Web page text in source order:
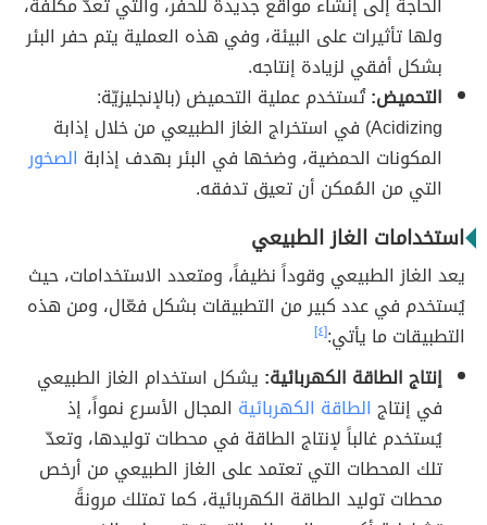
ولها تأثيرات على البيئة، وفي هذه العملية يتم حفر البئر
بشكل أفقي لزيادة إنتاجه.
التحميض:تُستخدم عملية التحميض (بالإنجليزيّة:
Acidizing) في استخراج الغاز الطبيعي من خلال إذابة
المكونات الحمضية، وضخها في البئر بهدف إذابة الصخور
التي من المُمكن أن تعيق تدفقه.
استخدامات الغاز الطبيعي
يعد الغاز الطبيعي وقوداً نظيفاً، ومتعدد الاستخدامات، حيث
يُستخدم في عدد كبير من التطبيقات بشكل فعّال، ومن هذه
التطبيقات ما يأتي:[٤]
إنتاج الطاقة الكهربائية: يشكل استخدام الغاز الطبيعي
في إنتاج الطاقة الكهربائية المجال الأسرع نمواً، إذ
يُستخدم غالباً لإنتاج الطاقة في محطات توليدها، وتعدّ
تلك المحطات التي تعتمد على الغاز الطبيعي من أرخص
محطات توليد الطاقة الكهربائية، كما تمتلك مرونةً